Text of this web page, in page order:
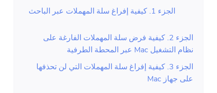
الجزء 1. كيفية إفراغ سلة المهملات عبر الباحث
الجزء 2. كيفية فرض سلة المهملات الفارغة على
نظام التشغيل Mac عبر المحطة الطرفية
الجزء 3. كيفية إفراغ سلة المهملات التي لن تحذفها
على جهاز Mac